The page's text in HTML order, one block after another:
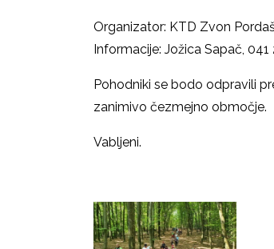
Organizator: KTD Zvon
Informacije: Jožica Sapač, 041
Pohodniki se bodo odpravili
zanimivo čezmejno območje.
Vabljeni.